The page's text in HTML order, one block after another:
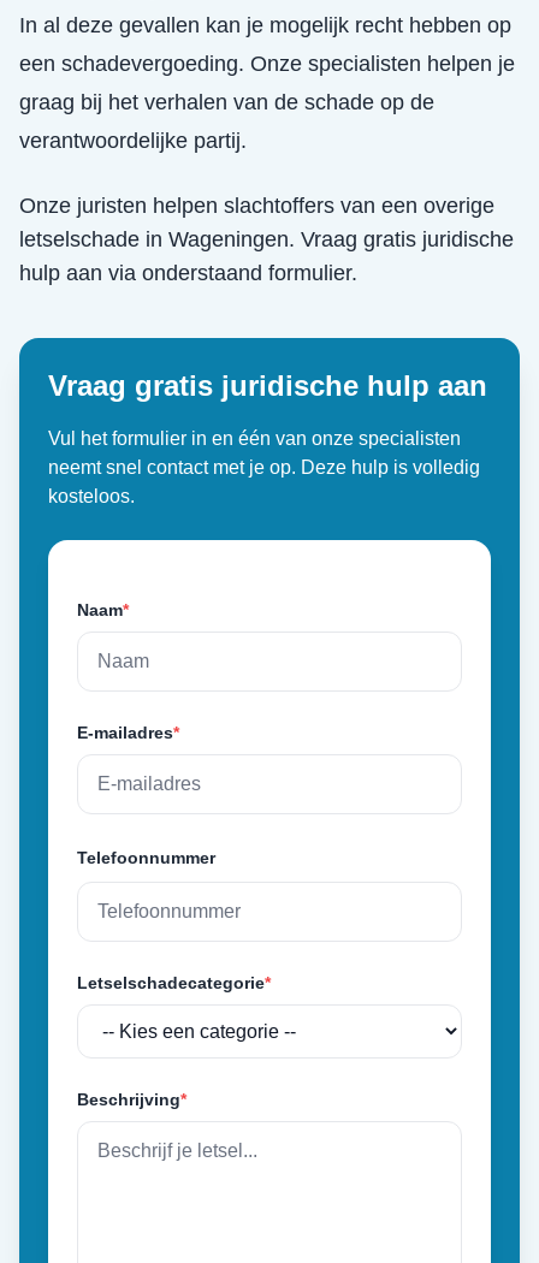
In al deze gevallen kan je mogelijk recht hebben op
een schadevergoeding. Onze specialisten helpen je
graag bij het verhalen van de schade op de
verantwoordelijke partij.
Onze juristen helpen slachtoffers van een overige
letselschade in Wageningen. Vraag gratis juridische
hulp aan via onderstaand formulier.
Vraag gratis juridische hulp aan
Vul het formulier in en één van onze specialisten
neemt snel contact met je op. Deze hulp is volledig
kosteloos.
Naam*
E-mailadres*
Telefoonnummer
Letselschadecategorie*
Beschrijving*